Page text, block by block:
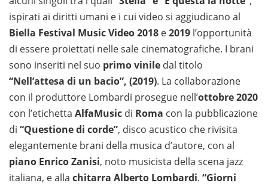
ispirati ai diritti umani e i cui video si aggiudicano al
Biella Festival Music Video 2018 e2019 l’opportunità
di essere proiettati nelle sale cinematografiche. I brani
sono inseriti nel suo primo vinile dal titolo
“Nell’attesa di un bacio”, (2019). La collaborazione
con il produttore Lombardi prosegue nell’ottobre 2020
con l’etichetta AlfaMusic di Roma con la pubblicazione
di “Questione di corde”, disco acustico che rivisita
elegantemente brani della musica d’autore, con al
piano Enrico Zanisi, noto musicista della scena jazz
italiana, e alla chitarra Alberto Lombardi. “Giorni